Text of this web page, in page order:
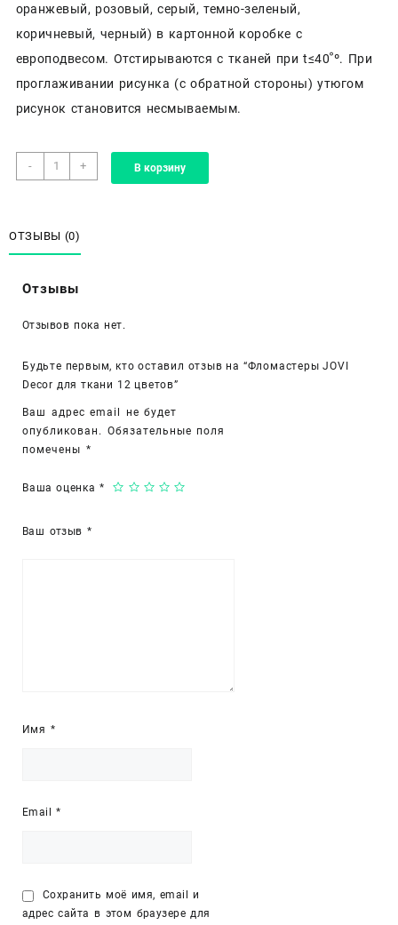
оранжевый, розовый, серый, темно-зеленый,
коричневый, черный) в картонной коробке с
европодвесом. Отстирываются с тканей при t≤ﹾ40º. При
проглаживании рисунка (с обратной стороны) утюгом
рисунок становится несмываемым.
-
Количество
товара
Decor
для
12
+ В корзину
ОТЗЫВЫ (0)
Отзывы
Отзывов пока нет.
Будьте первым, кто оставил отзыв на “Фломастеры JOVI
Decor для ткани 12 цветов”
Ваш адрес email не будет
опубликован. Обязательные поля
помечены *
Ваша оценка *
Ваш отзыв *
Имя *
Email*
Сохранить моё имя, email и
адрес сайта в этом браузере для